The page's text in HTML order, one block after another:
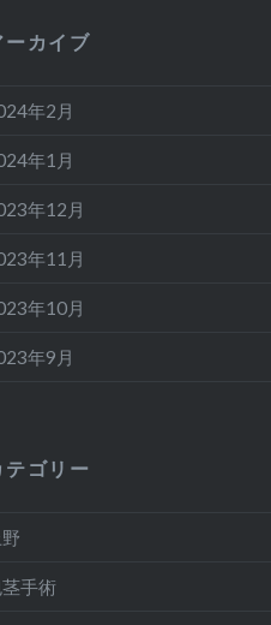
ーカイブ
年2月
年1月
年12月
年11月
年10月
年9月
テゴリー
野
手術